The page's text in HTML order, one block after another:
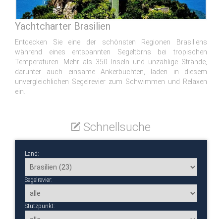
Yachtcharter Brasilien
Entdecken Sie eine der schönsten Regionen Brasiliens
während eines entspannten Segeltörns bei tropischen
Temperaturen. Mehr als 350 Inseln und unzählige Strände,
darunter auch einsame Ankerbuchten, laden in diesem
unvergleichlichen Segelrevier zum Schwimmen und Relaxen
ein.
Schnellsuche
Land:
Segelrevier:
Stützpunkt: